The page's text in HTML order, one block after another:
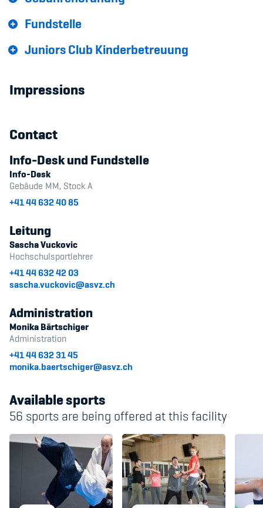
Fundstelle
Juniors Club Kinderbetreuung
Impressions
Contact
Info-Desk und Fundstelle
Info-Desk
Gebäude MM, Stock A
+41 44 632 40 85
Leitung
Sascha Vuckovic
Hochschulsportlehrer
+41 44 632 42 03
sascha.vuckovic@asvz.ch
Administration
Monika Bärtschiger
Administration
+41 44 632 31 45
monika.baertschiger@asvz.ch
Available sports
56 sports are being offered at this facility